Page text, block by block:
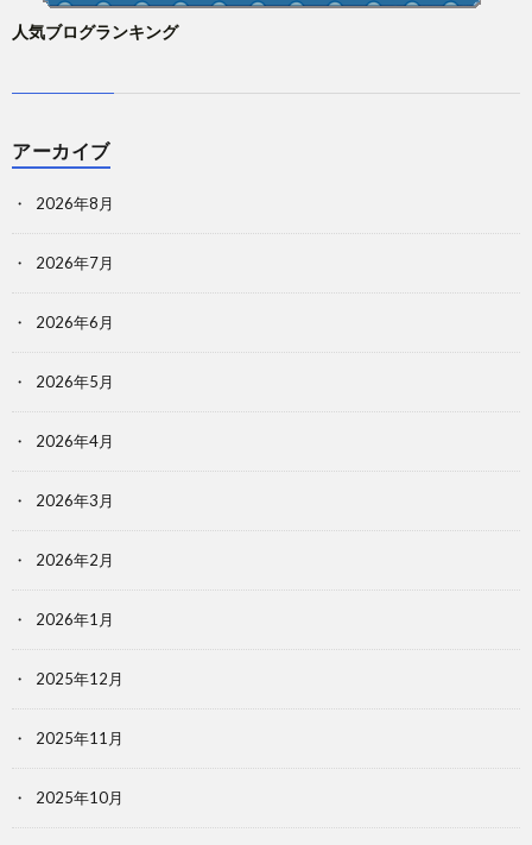
人気ブログランキング
アーカイブ
2026年8月
2026年7月
2026年6月
2026年5月
2026年4月
2026年3月
2026年2月
2026年1月
2025年12月
2025年11月
2025年10月